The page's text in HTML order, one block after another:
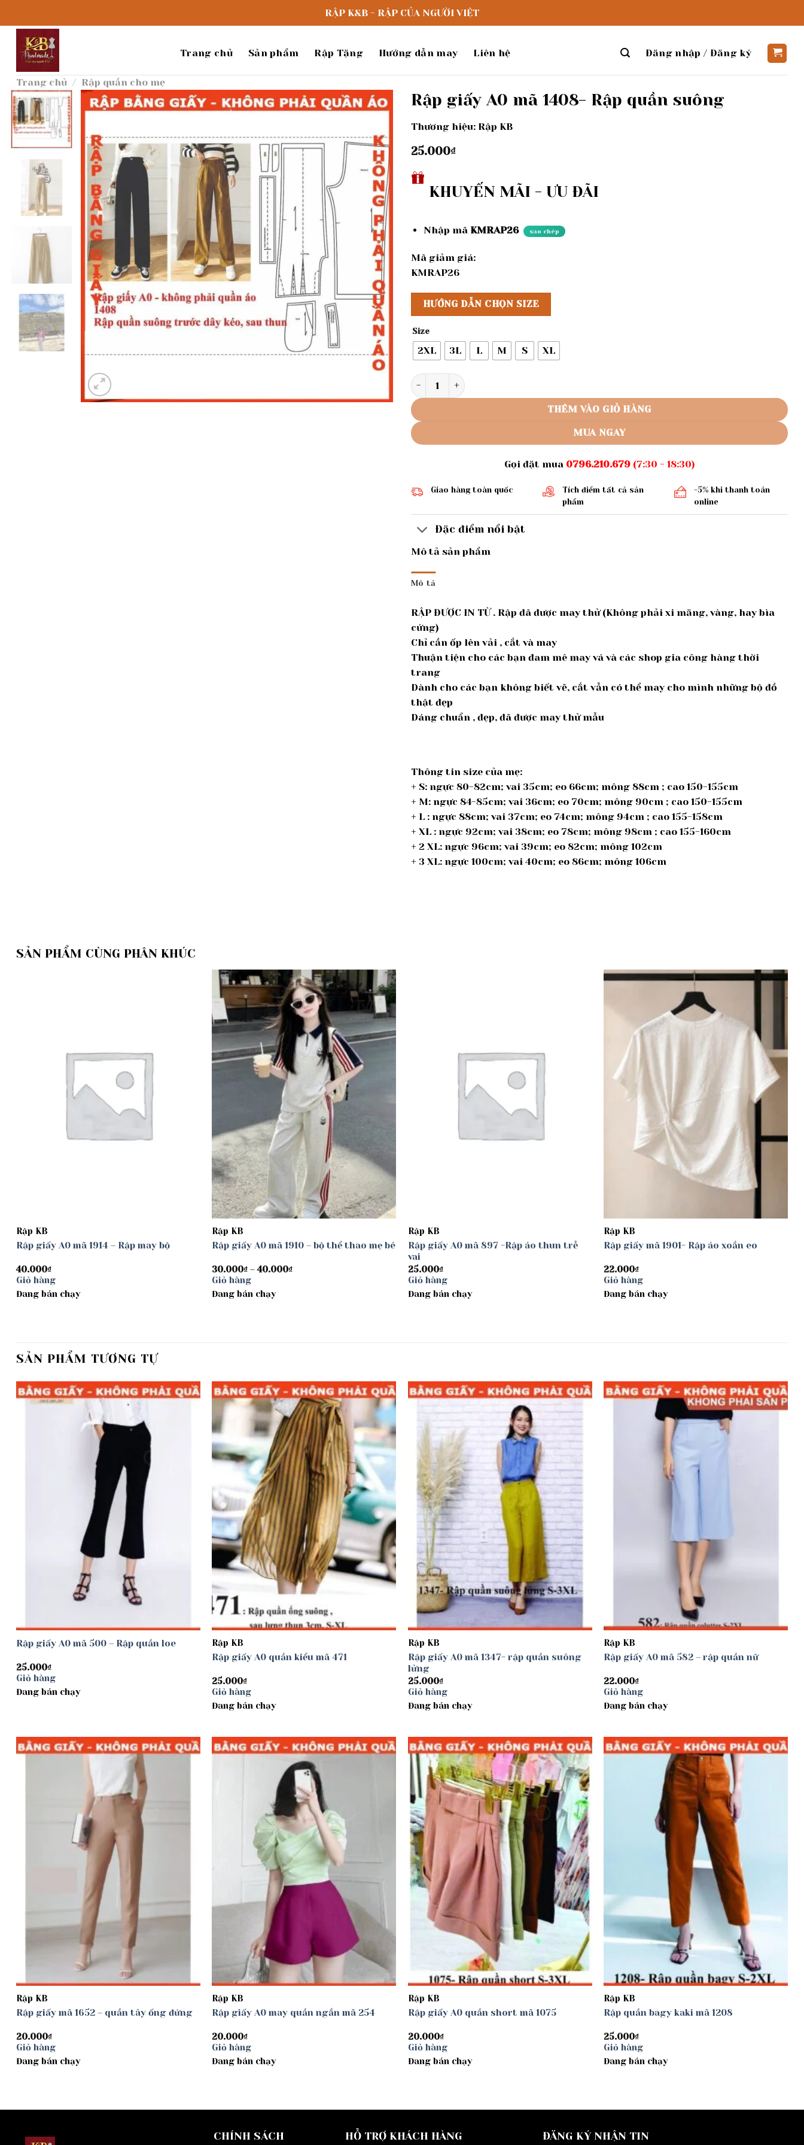
dung
RẬP K&B - RẬP CỦA NGƯỜI VIỆT
Trang chủ Sản phẩm Rập Tặng Hướng dẫn may Liên hệ Đăng nhập / Đăng ký
Trang chủ / Rập quần cho mẹ
wishlist
Rập giấy A0 mã 1408- Rập quần suông
Thương hiệu: Rập KB
25.000₫
KHUYẾN MÃI - ƯU ĐÃI
Nhập mã KMRAP26 sao chép
Mã giảm giá:
KMRAP26
HƯỚNG DẪN CHỌN SIZE
Size
2XL 3L L M S XL
Rập giấy A0 mã 1408- Rập quần suông số lượng
THÊM VÀO GIỎ HÀNG
MUA NGAY
Gọi đặt mua 0796.210.679(7:30 - 18:30)
Giao hàng toàn quốc
Tích điểm tất cả sản
phẩm
-5% khi thanh toán
online
Đặc điểm nổi bật
Mô tả sản phẩm
Mô tả
RẬP ĐƯỢC IN TỪ . Rập đã được may thử (Không phải xi măng, vàng, hay bìa
cứng)
Chỉ cần ốp lên vải , cắt và may
Thuận tiện cho các bạn đam mê may vá và các shop gia công hàng thời
trang
Dành cho các bạn không biết vẽ, cắt vẫn có thể may cho mình những bộ đồ
thật đẹp
Dáng chuẩn , đẹp, đã được may thử mẫu
Thông tin size của mẹ:
+ S: ngực 80-82cm; vai 35cm; eo 66cm; mông 88cm ; cao 150-155cm
+ M: ngực 84-85cm; vai 36cm; eo 70cm; mông 90cm ; cao 150-155cm
+ L : ngực 88cm; vai 37cm; eo 74cm; mông 94cm ; cao 155-158cm
+ XL : ngực 92cm; vai 38cm; eo 78cm; mông 98cm ; cao 155-160cm
+ 2 XL: ngực 96cm; vai 39cm; eo 82cm; mông 102cm
+ 3 XL: ngực 100cm; vai 40cm; eo 86cm; mông 106cm
SẢN PHẨM CÙNG PHÂN KHÚC
Rập KB
Rập giấy A0 mã 1914 – Rập may bộ
40.000₫
Giỏ hàng
Đang bán chạy
Add to
wishlist
Rập KB
Rập giấy A0 mã 1910 – bộ thể thao mẹ bé
30.000₫ – 40.000₫Khoảng
Giỏ hàng
Đang bán chạy
Rập KB
Rập giấy A0 mã 897 -Rập áo thun trễ
vai
25.000₫
Giỏ hàng
Đang bán chạy
Rập KB
Rập giấy mã 1901- Rập áo xoắn eo
22.000₫
Giỏ hàng
Đang bán chạy
SẢN PHẨM TƯƠNG TỰ
Rập giấy A0 mã 500 – Rập quần loe
25.000₫
Giỏ hàng
Đang bán chạy
Add to
wishlist
Rập KB
Rập giấy A0 quần kiểu mã 471
25.000₫
Giỏ hàng
Đang bán chạy
Add to
wishlist
Rập KB
Rập giấy A0 mã 1347- rập quần suông
lửng
25.000₫
Giỏ hàng
Đang bán chạy
Rập KB
Rập giấy A0 mã 582 – rập quần nữ
22.000₫
Giỏ hàng
Đang bán chạy
Rập KB
Rập giấy mã 1652 – quần tây ống đứng
20.000₫
Giỏ hàng
Đang bán chạy
Rập KB
Rập giấy A0 may quần ngắn mã 254
20.000₫
Giỏ hàng
Đang bán chạy
Add to
wishlist
Rập KB
Rập giấy A0 quần short mã 1075
20.000₫
Giỏ hàng
Đang bán chạy
Rập KB
Rập quần bagy kaki mã 1208
25.000₫
Giỏ hàng
Đang bán chạy
CHÍNH SÁCH HỖ TRỢ KHÁCH HÀNG ĐĂNG KÝ NHẬN TIN